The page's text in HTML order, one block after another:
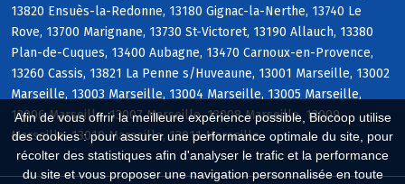
Afin de vous offrir la meilleure expérience possible, Biocoop utilise
des cookies : pour assurer une performance optimale du site, pour
récolter des statistiques afin d'analyser le trafic et la performance
du site et vous proposer une navigation personnalisée en toute
13820 Ensuès-la-Redonne, 13180 Gignac-la-Nerthe, 13740 Le
Rove, 13700 Marignane, 13730 St-Victoret, 13190 Allauch, 13380
Plan-de-Cuques, 13400 Aubagne, 13470 Carnoux-en-Provence,
13260 Cassis, 13821 La Penne s/Huveaune, 13001 Marseille, 13002
Marseille, 13003 Marseille, 13004 Marseille, 13005 Marseille,
13006 Marseille, 13007 Marseille, 13008 Marseille, 13009
Marseille, 13010 Marseille, 13011 Marseille